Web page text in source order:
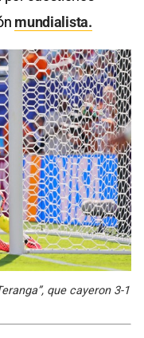
mundialista.
que cayeron 3-1